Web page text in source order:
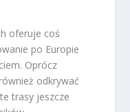
oferuje coś
po Europie
Oprócz
odkrywać
trasy jeszcze